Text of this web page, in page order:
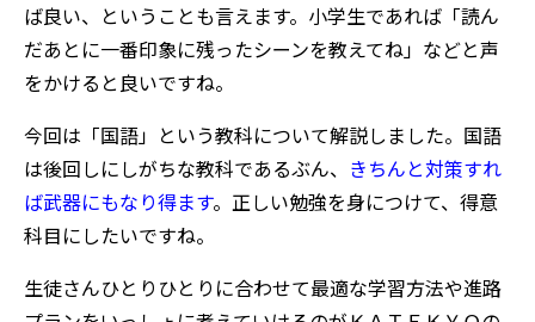
ば良い、ということも言えます。小学生であれば「読ん
だあとに一番印象に残ったシーンを教えてね」などと声
をかけると良いですね。
今回は「国語」という教科について解説しました。国語
は後回しにしがちな教科であるぶん、 きちんと対策すれ
ば武器にもなり得ます。正しい勉強を身につけて、得意
科目にしたいですね。
生徒さんひとりひとりに合わせて最適な学習方法や進路